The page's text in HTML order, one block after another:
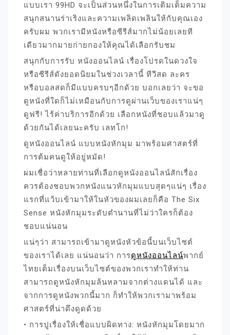
แบบเรา 99HD จะเป็นส่วนหนึ่งในการเติมเต็มความ
สนุกสนานร่าเริงและความเพลิดเพลินให้กับคุณเอง
ครับผม พวกเรามีหนังหรือซีรีส์มากไม่น้อยเลยที
เดียวมากมายก่ายกองให้คุณได้เลือกรับชม
สนุกกับการรับ หนังออนไลน์ เรื่องโปรดในดวงใจ
หรือซีรีส์ดังยอดนิยมในช่วงเวลานี้ ทีวีสด ละคร
หรือบอลสดก็มีแบบครบๆอีกด้วย บอกเลยว่า จะขอ
ดูหนังที่ใดก็ไม่เหมือนกับการดูผ่านเว็บของเราแน่ๆ
ดูฟรี! ไร้ค่าบริการอีกด้วย เลือกหนังที่ชอบแล้วมาดู
ด้วยกันได้เลยนะครับ เลทโก!
ดูหนังออนไลน์ แบบหนังหักมุม มาพร้อมศาสตร์ที่
การต้มคนดูให้อยู่หมัด!
ผมเชื่อว่าหลายท่านที่เลือกดูหนังออนไลน์สักเรื่อง
ควรต้องชอบพวกหนังแนวหักมุมแบบสุดๆแน่ๆ เรื่อง
แรกที่แว้บเข้ามาให้ในหัวของผมเลยก็คือ The Six
Sense หนังหักมุมระดับตำนานที่ไม่ว่าใครก็ต้อง
ชอบแน่นอน
แน่ๆว่า สามารถเข้ามาดูหนังหัวข้อนี้บนเว็บไซต์
ของเราได้เลย แน่นอนว่า การดูหนังออนไลน์พากย์
ไทยเต็มเรื่องบนเว็บไซต์ของพวกเราทำให้ท่าน
สามารถดูหนังหักมุมล้นหลามจากต่างแดนได้ และ
จากการดูหนังพวกนี้มาก ก็ทำให้พวกเรามาพร้อม
ศาสตร์ที่น่าดึงดูดด้วย
• การปูเรื่องให้เชื่อแบบผิดทาง: หนังหักมุมโดยมาก